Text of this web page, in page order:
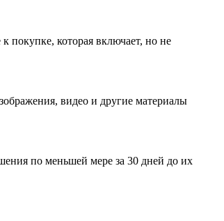
покупке, которая включает, но не
видео и другие материалы
по меньшей мере за 30 дней до их